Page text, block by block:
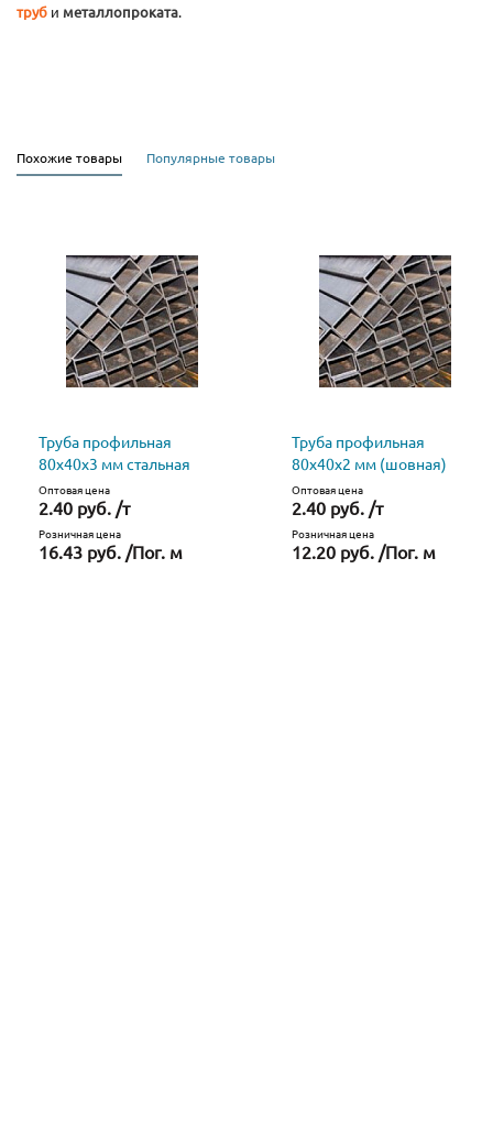
труб и металлопроката.
Похожие товары Популярные товары
Труба профильная
80х40х3 мм стальная
Оптовая цена
2.40 руб. /т
Розничная цена
16.43 руб. /Пог. м
Труба профильная
80х40х2 мм (шовная)
Оптовая цена
2.40 руб. /т
Розничная цена
12.20 руб. /Пог. м